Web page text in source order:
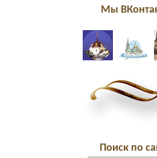
Мы
Поиск по